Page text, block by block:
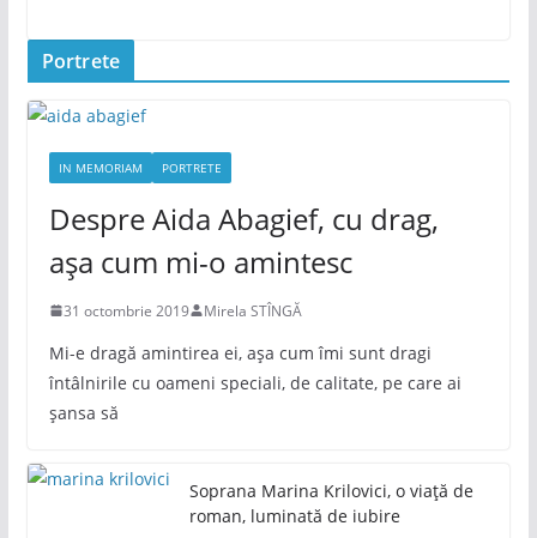
Portrete
IN MEMORIAM PORTRETE
Despre Aida Abagief, cu drag,
așa cum mi-o amintesc
31 octombrie 2019 Mirela STÎNGĂ
Mi-e dragă amintirea ei, așa cum îmi sunt dragi
întâlnirile cu oameni speciali, de calitate, pe care ai
șansa să
Soprana Marina Krilovici, o viață de
roman, luminată de iubire